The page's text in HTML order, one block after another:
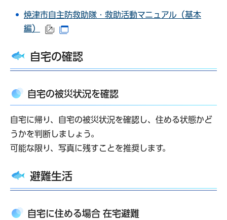
焼津市自主防救助隊・救助活動マニュアル（基本
編）
（外部サイトへリンク）
自宅の確認
自宅の被災状況を確認
自宅に帰り、自宅の被災状況を確認し、住める状態かど
うかを判断しましょう。
可能な限り、写真に残すことを推奨します。
避難生活
自宅に住める場合 在宅避難